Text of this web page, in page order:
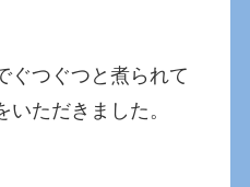
ぐつぐつと煮られて
いただきました。